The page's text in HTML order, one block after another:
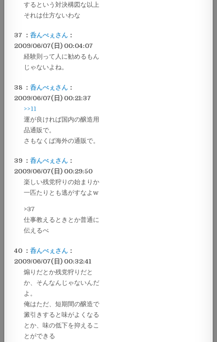
するという対決構図な以上
それは仕方ないわな
37 ：呑んべぇさん ：
2009/06/07(日) 00:04:07
経験則って人に勧めるもん
じゃないよね。
38 ：呑んべぇさん ：
2009/06/07(日) 00:21:37
>>11
運が良ければ国内の醸造用
品通販で。
さもなくば海外の通販で。
39 ：呑んべぇさん ：
2009/06/07(日) 00:29:50
楽しい残党狩りの始まりか
一匹たりとも逃がすなよw
>37
仕事教えるときとか普通に
伝えるべ
40 ：呑んべぇさん ：
2009/06/07(日) 00:32:41
煽りだとか残党狩りだと
か、そんなんじゃないんだ
よ。
俺はただ、短期間の醸造で
澱引きすると味がよくなる
とか、味の低下を抑えるこ
とができる